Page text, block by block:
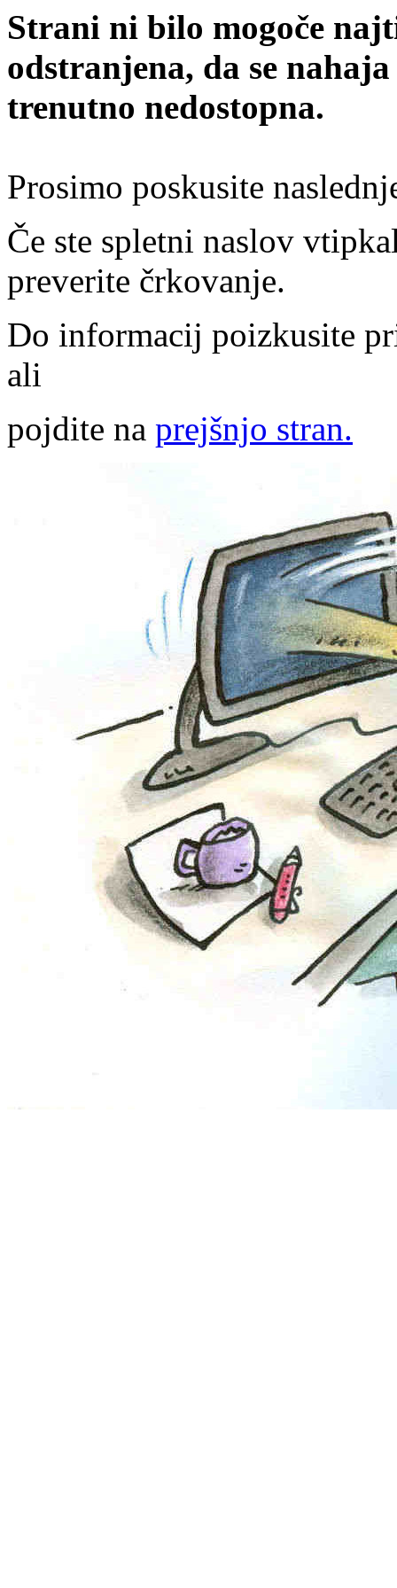
Strani ni bilo mogoče
odstranjena, da se
trenutno nedostopna.
Prosimo poskusite
Če ste spletni naslov
preverite črkovanje.
Do informacij poizkusite
ali
pojdite na prejšnjo stran.